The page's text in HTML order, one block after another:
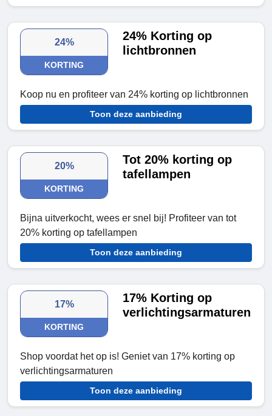
24%
KORTING
24% Korting op
lichtbronnen
Koop nu en profiteer van 24% korting op lichtbronnen
Toon deze aanbieding
20%
KORTING
Tot 20% korting op
tafellampen
Bijna uitverkocht, wees er snel bij! Profiteer van tot
20% korting op tafellampen
Toon deze aanbieding
17%
KORTING
17% Korting op
verlichtingsarmaturen
Shop voordat het op is! Geniet van 17% korting op
verlichtingsarmaturen
Toon deze aanbieding